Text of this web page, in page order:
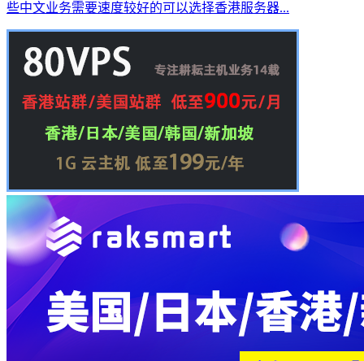
些中文业务需要速度较好的可以选择香港服务器...